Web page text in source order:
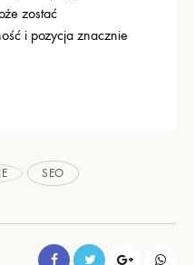
zostać
i pozycja znacznie
SEO